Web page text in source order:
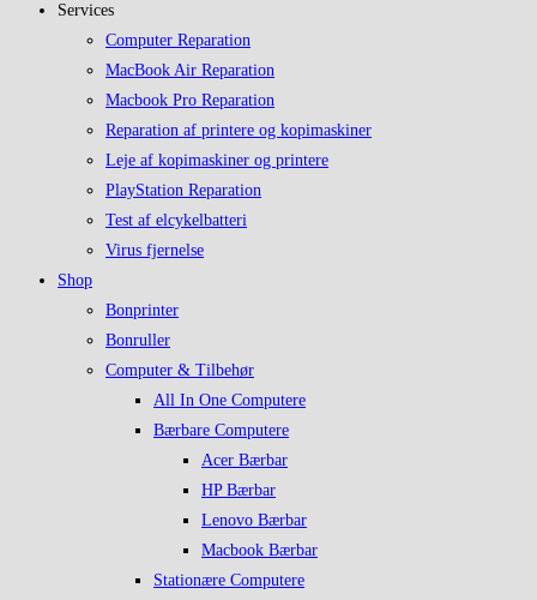
Services
Computer Reparation
MacBook Air Reparation
Macbook Pro Reparation
Reparation af printere og kopimaskiner
Leje af kopimaskiner og printere
PlayStation Reparation
Test af elcykelbatteri
Virus fjernelse
Shop
Bonprinter
Bonruller
Computer & Tilbehør
All In One Computere
Bærbare Computere
Acer Bærbar
HP Bærbar
Lenovo Bærbar
Macbook Bærbar
Stationære Computere